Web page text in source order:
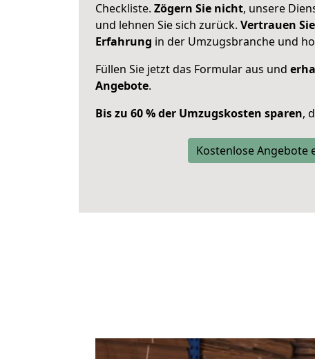
Checkliste. Zögern Sie nicht, unsere
und lehnen Sie sich zurück. Vertrauen
Erfahrung in der Umzugsbranche und
Füllen Sie jetzt das Formular aus und
Angebote.
Bis zu 60 % der Umzugskosten sparen,
Kostenlose Angebote